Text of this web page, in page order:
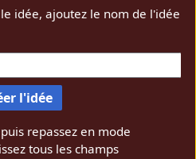
idée, ajoutez le nom de l'idée
repassez en mode
tous les champs